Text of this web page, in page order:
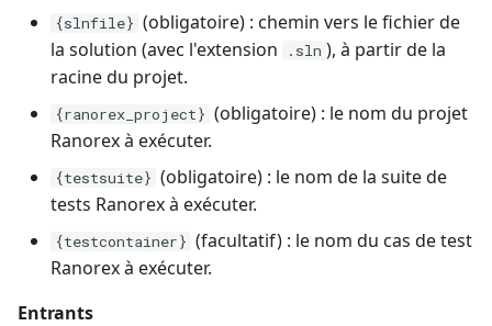
{slnfile} (obligatoire) : chemin vers le fichier de
la solution (avec l'extension
.sln ), à partir de la
racine du projet.
{ranorex_project} (obligatoire) : le nom du projet
Ranorex à exécuter.
{testsuite} (obligatoire) : le nom de la suite de
tests Ranorex à exécuter.
{testcontainer} (facultatif) : le nom du cas de test
Ranorex à exécuter.
Entrants